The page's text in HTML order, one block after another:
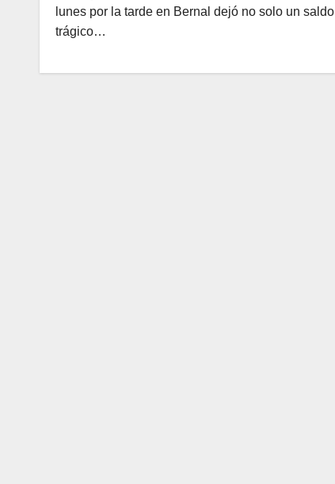
lunes por la tarde en Bernal dejó no solo un saldo
trágico…